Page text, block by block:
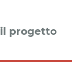
il progetto